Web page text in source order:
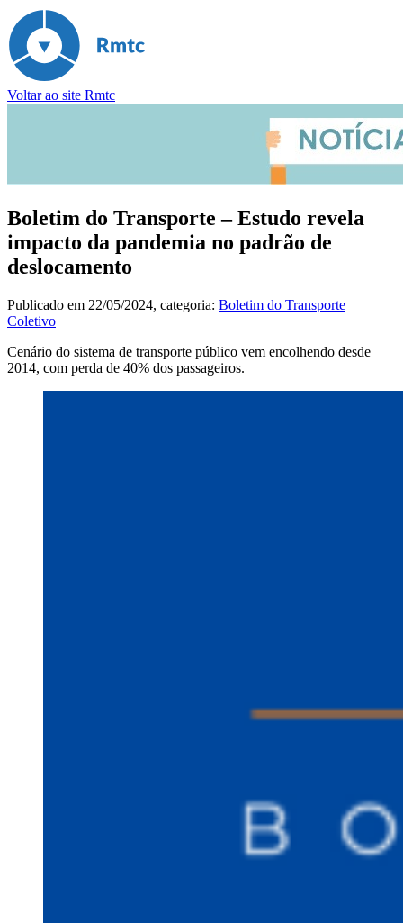
Voltar ao site Rmtc
Boletim do Transporte – Estudo revela
impacto da pandemia no padrão de
deslocamento
Publicado em 22/05/2024, categoria: Boletim do Transporte
Coletivo
Cenário do sistema de transporte público vem encolhendo desde
2014, com perda de 40% dos passageiros.